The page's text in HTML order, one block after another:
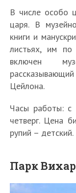
В числе особо
царя. В
книги и
листьях, им
включен
Цейлона.
Часы работы: с
четверг. Цена
рупий – детский.
Парк